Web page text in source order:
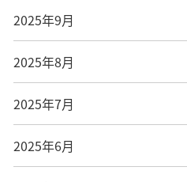
2025年9月
2025年8月
2025年7月
2025年6月